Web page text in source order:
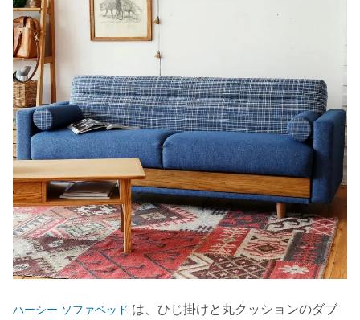
ハーシー ソファベッド は、ひじ掛けと丸クッションのダブ